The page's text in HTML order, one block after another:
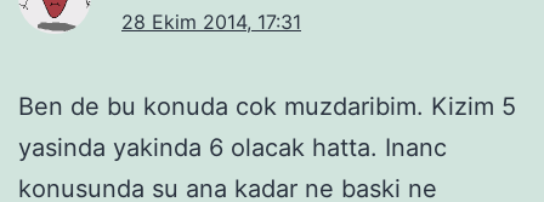
28 Ekim 2014, 17:31
Ben de bu konuda cok muzdaribim. Kizim 5
yasinda yakinda 6 olacak hatta. Inanc
konusunda su ana kadar ne baski ne